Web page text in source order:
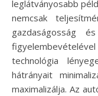
leglátványosabb
nemcsak
gazdaságosság
technológia
hátrányait
maximalizálja. Az